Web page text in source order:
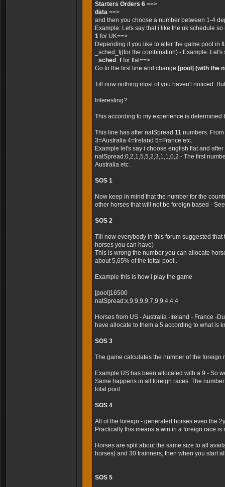
Starters Orders 6 ==>
data ==>
and then you choose a number between 1-4
Example: Lets say that i like the uk schedule so
1 for UK==>
Depending if you like to alter the game pool in
_sched_fj(for the combination) - Example:
_sched_f for flat==>
Go to the first line and change [pool] (with the
Till now nothing most of you haven't noticed.
Interesting?
This according to my experience is
This line has after natSpread 11 numbers.
3=Australia 4=Ireland 5=France etc.
Example let's say i choose english flat and
natSpread:0,2,1,5,5,2,3,1,1,0,2 - The first
Australia etc .
SOS 1
Now keep in mind that the number for the
other horses that will not be foreign based -
SOS 2
Till now everybody in this forum suggested
horses you can have)
This is wrong the number you can allocate
about 5,65% of the tottal pool..
Example this is how i play the game
[pool]16500
natSpread:x,9,9,9,9,7,9,9,4,4,4
Horses from US - Australia -Ireland - France -
have allocate to them a 5 according to what is
SOS 3
The game calculates the number of the foreign
Example US has been allocated with a 9 - So
Same happens in all foreign races. The
total pool.
SOS 4
All of the foreign - generated horses even the
Practically this means a win in a foreign race is
Horses are split about the same size to all
horses) and 30 trainners, then when you start
SOS 5